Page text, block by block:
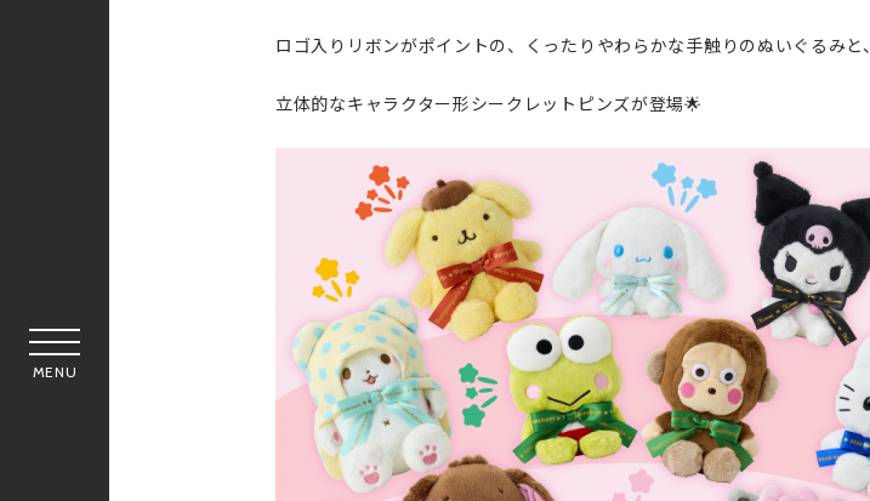
MENU
ロゴ入りリボンがポイントの、くったりやわらかな手触りのぬいぐるみと、
立体的なキャラクター形シークレットピンズが登場🌟